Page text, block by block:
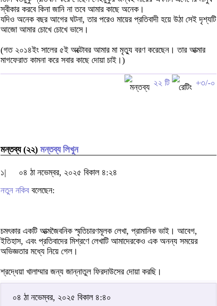
স্বীকার করবে কিনা জানি না তবে আমার কাছে অনেক।
যদিও অনেক বছর আগের ঘটনা, তার পরেও মায়ের প্রতিবাদী হয়ে উঠা সেই দৃশ্যটি
আজো আমার চোখে চোখে ভাসে।
(গত ২০১৪ইং সালের ৫ই অক্টোবর আমার মা মৃত্যু বরণ করেছেন। তার আত্মার
মাগফেরাত কামনা করে সবার কাছে দোয়া চাই।)
২২ টি +৩/-০
মন্তব্য (২২) মন্তব্য লিখুন
১|
০৪ ঠা নভেম্বর, ২০২৫ বিকাল ৪:২৪
নতুন নকিব বলেছেন:
চমৎকার একটি আত্মজৈবনিক স্মৃতিচারণমূলক লেখা, প্রামানিক ভাই। আবেগ,
ইতিহাস, এবং প্রতিবাদের মিশ্রণে লেখাটি আমাদেরকেও এক অনন্য সময়ের
অভিজ্ঞতার মধ্যে নিয়ে গেল।
শ্রদ্ধেয়া খালাম্মার জন্য জান্নাতুল ফিরদাউসের দোয়া করছি।
০৪ ঠা নভেম্বর, ২০২৫ বিকাল ৪:৪০